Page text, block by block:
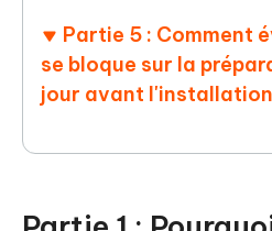
Partie 5 : Comment
se bloque sur la
jour avant l'installation